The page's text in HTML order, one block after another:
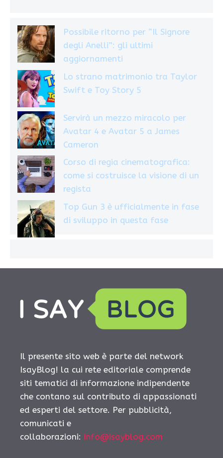
Possibile ritorno per “Il Signore
degli Anelli”: gli ultimi
aggiornamenti
Lo strano matrimonio tra Taylor
Swift e Toy Story 5
Servirà un mezzo miracolo per
Avatar 4 e Avatar 5 a James
Cameron
Corso di regia cinematografica:
come si costruisce la visione di un
regista
Top Gun 3 è ufficialmente in fase
di sviluppo in questa fase
Il presente sito web è parte del network
IsayBlog! la cui rete editoriale comprende
siti tematici di informazione indipendente
che contano sul contributo di appassionati
ed esperti del settore. Per pubblicità,
comunicati e
collaborazioni: info@isayblog.com